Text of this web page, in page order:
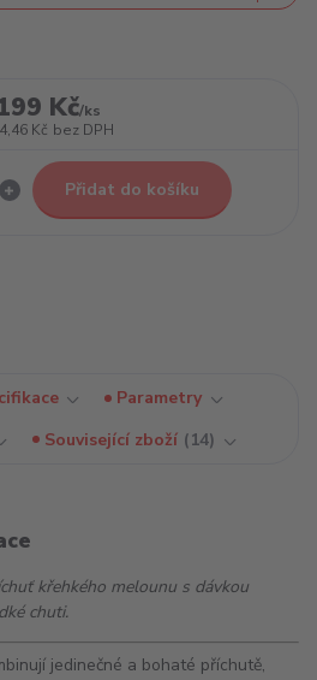
Kč/ks
Kč bez DPH
Přidat do košíku
Parametry
Související zboží 14
křehkého melounu s dávkou
chuti.
jedinečné a bohaté příchutě,